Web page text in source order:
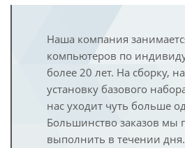
Наша компания
компьютеров по
более 20 лет. На сборку,
установку базового
нас уходит чуть больше
Большинство заказов мы
выполнить в течении